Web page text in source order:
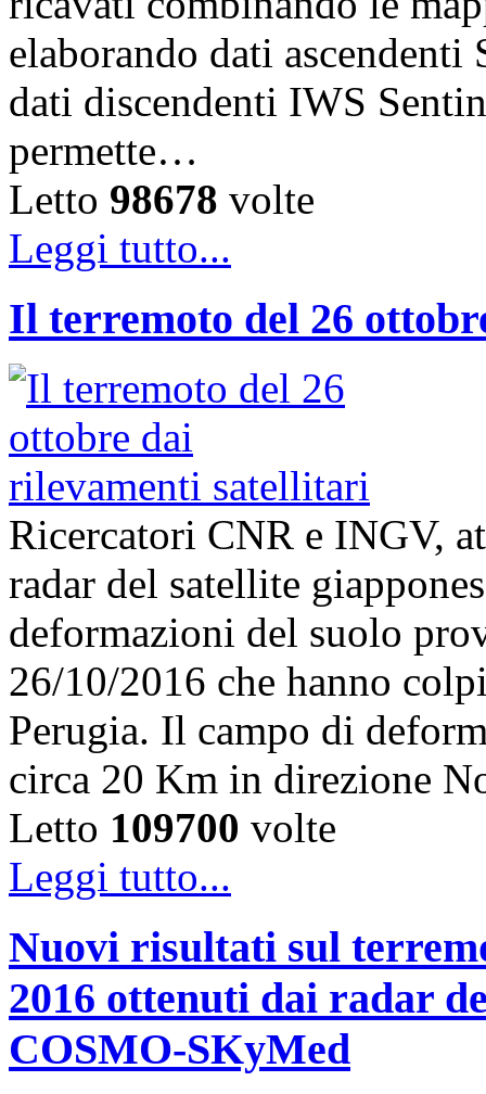
elaborando dati
dati discendenti IWS
permette…
Letto 98678 volte
Leggi tutto...
Il terremoto del 26
Ricercatori CNR e INGV,
radar del satellite
deformazioni del suolo
26/10/2016 che hanno
Perugia. Il campo di
circa 20 Km in direzione
Letto 109700 volte
Leggi tutto...
Nuovi risultati sul
2016 ottenuti dai radar
COSMO-SKyMed